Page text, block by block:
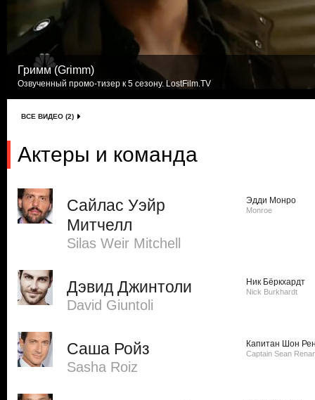
Гримм (Grimm)
Озвученный промо-тизер к 5 сезону. LostFilm.TV
ВСЕ ВИДЕО (2)
Актеры и команда
Сайлас Уэйр
Митчелл
Silas Weir Mitchell
Эдди Монро
Monroe
Дэвид Джинтоли
David Giuntoli
Ник Бёркхардт
Nick Burkhardt
Саша Ройз
Sasha Roiz
Капитан Шон
Captain Sean